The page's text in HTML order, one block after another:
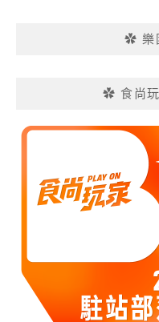
✿ 樂
✿ 食尚玩